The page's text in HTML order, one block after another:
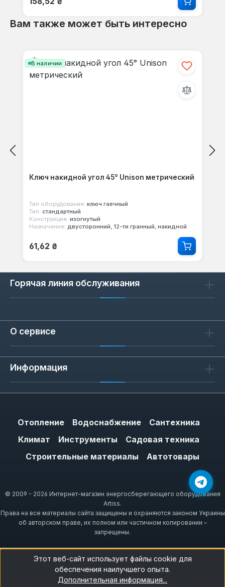
Вам также может быть интересно
В наличии
Ключ накидной угол 45° Unison метрический
Тип оборудования: ключ гаечный
Тип: стандартный
Конструкция: изогнутый
Назначение: двусторонний, 12-ти гранный, накидной
Обычная цена:
61,62 ₴
Горячая линия обслуживания
О сервисе
Информация
Отопление Водоснабжение
Сантехника
Климат
Инструменты
Садовая техника
Строительные материалы
Автотовары
© 2009 - 2026 Интернет-магазин энергосберегающего оборудования
Artiss.
Права на все материалы сайта защищены и охраняются законом Украины
об авторском праве, их полном или частичном копировании –
запрещены.
Этот веб-сайт использует файлы cookie для
обеспечения наилучшего опыта.
Дополнительная информация...